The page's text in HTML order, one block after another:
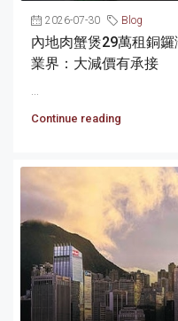
2026-07-30 Blog
內地肉蟹煲29萬租銅
業界：大減價有承接
Continue reading